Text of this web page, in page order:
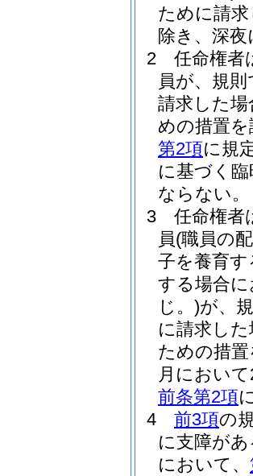
ために請
除き、深
2
任命権者
員が、規
請求した
めの措置
第2項に規
に基づく
ならない。
3
任命権者
員(職員の
子を養育
する場合
じ。)が、
に請求し
ための措
月におい
前条第2項
4
前3項の
に支障が
において、